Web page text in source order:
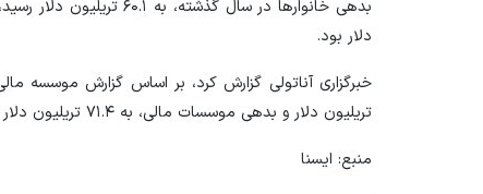
دلار بود.
تریلیون دلار و بدهی موسسات مالی، به ۷۱.۴ تریلیون دلار رسیده است.
منبع: ایسنا